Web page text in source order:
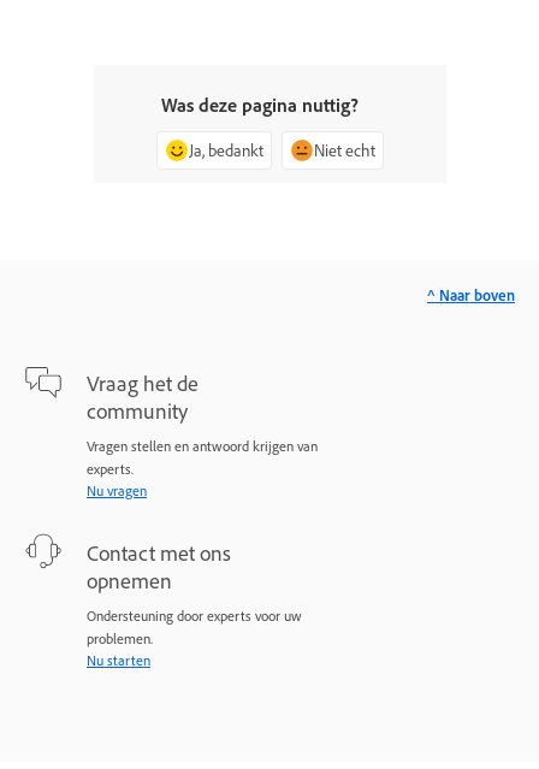
Was deze pagina nuttig?
Ja, bedankt Niet echt
Vraag het de
community
Vragen stellen en antwoord krijgen van
experts.
Nu vragen
Contact met ons
opnemen
Ondersteuning door experts voor uw
problemen.
Nu starten
^ Naar boven